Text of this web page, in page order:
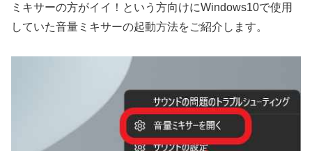
ミキサーの方がイイ！という方向けにWindows10で使用
していた音量ミキサーの起動方法をご紹介します。